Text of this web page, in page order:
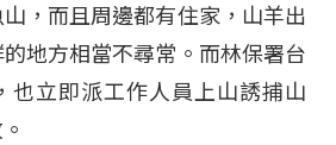
，而且周邊都有住家，山羊出
地方相當不尋常。而林保署台
也立即派工作人員上山誘捕山